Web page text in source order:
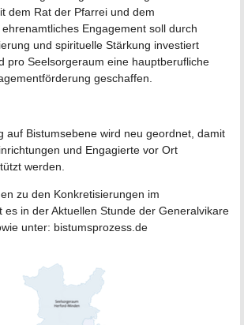
dem Rat der Pfarrei und dem
Engagement soll durch
und spirituelle Stärkung investiert
pro Seelsorgeraum eine hauptberufliche
geschaffen.
auf Bistumsebene wird neu geordnet, damit
und Engagierte vor Ort
werden.
zu den Konkretisierungen im
es in der Aktuellen Stunde der Generalvikare
sowie unter: bistumsprozess.de